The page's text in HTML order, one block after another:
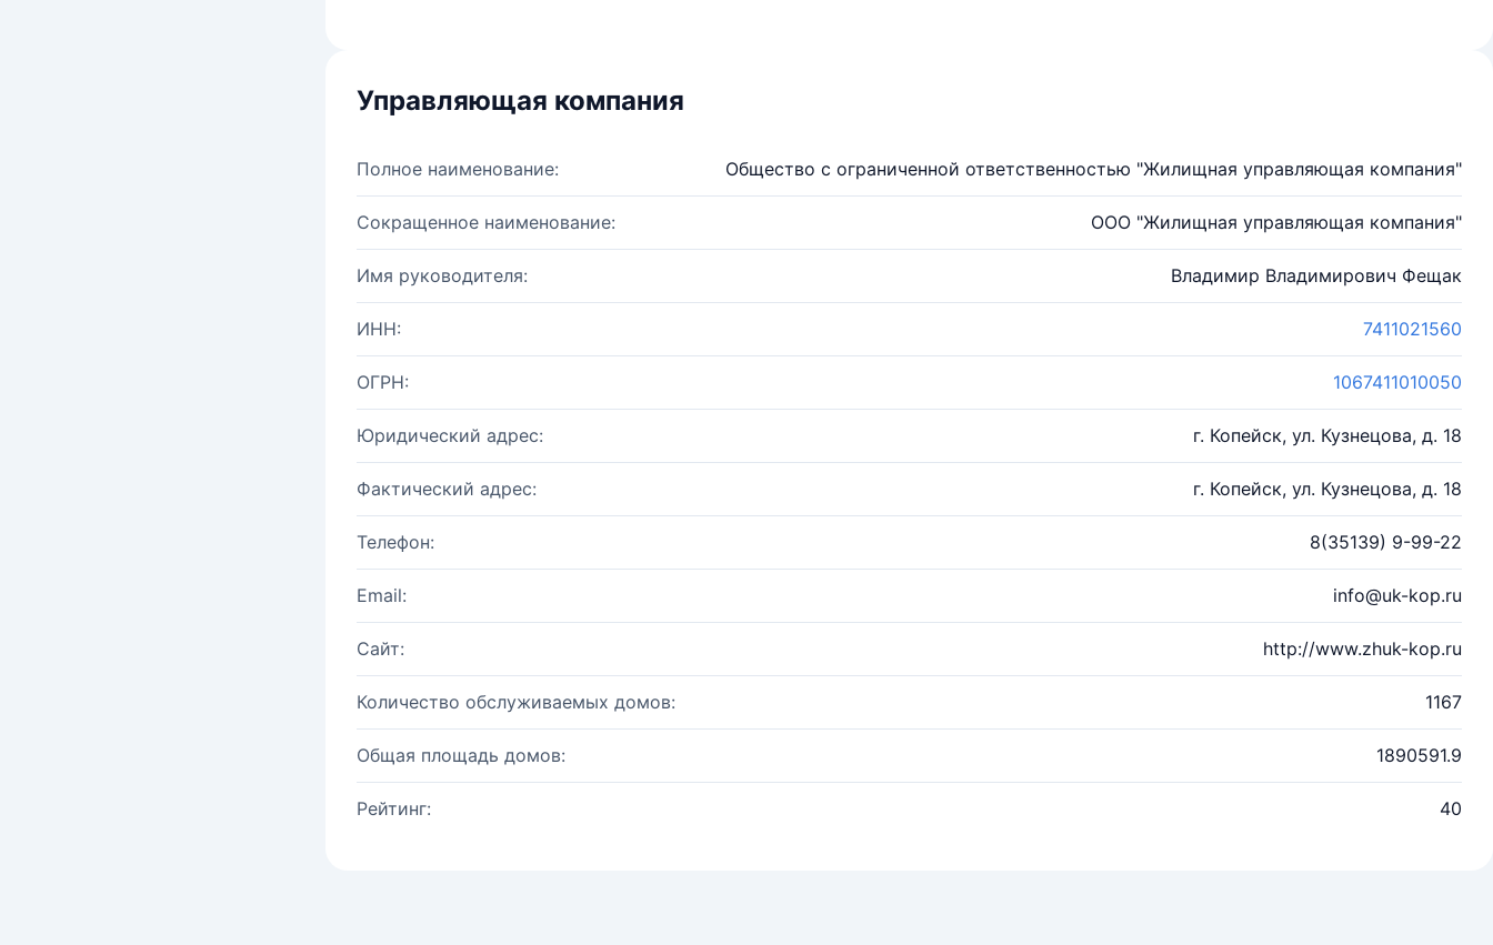
Управляющая компания
Полное наименование: Общество с ограниченной ответственностью "Жилищная управляющая компания"
Сокращенное наименование: ООО "Жилищная управляющая компания"
Имя руководителя: Владимир Владимирович Фещак
ИНН: 7411021560
ОГРН: 1067411010050
Юридический адрес: г. Копейск, ул. Кузнецова, д. 18
Фактический адрес: г. Копейск, ул. Кузнецова, д. 18
Телефон: 8(35139) 9-99-22
Email: info@uk-kop.ru
Сайт: http://www.zhuk-kop.ru
Количество обслуживаемых домов: 1167
Общая площадь домов: 1890591.9
Рейтинг: 40